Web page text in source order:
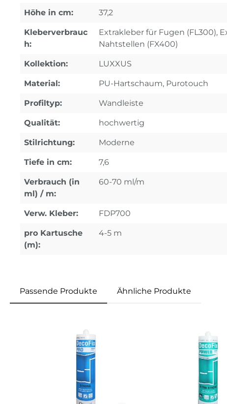
Höhe in cm: 37,2
Kleberverbrauc
h:
Extrakleber für Fugen (FL300),
Nahtstellen (FX400)
Kollektion: LUXXUS
Material: PU-Hartschaum, Purotouch
Profiltyp: Wandleiste
Qualität: hochwertig
Stilrichtung: Moderne
Tiefe in cm: 7,6
Verbrauch (in
ml) / m:
60-70 ml/m
Verw. Kleber: FDP700
pro Kartusche
(m):
4-5 m
Passende Produkte Ähnliche Produkte